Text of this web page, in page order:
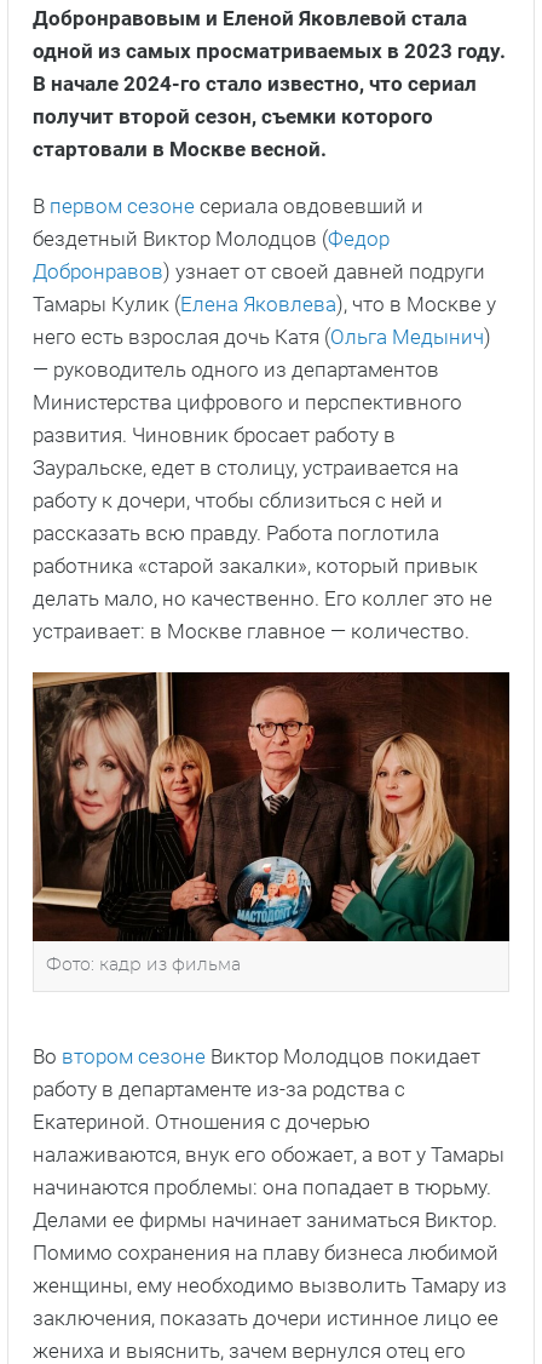
Добронравовым и Еленой Яковлевой стала
одной из самых просматриваемых в 2023 году.
В начале 2024-го стало известно, что сериал
получит второй сезон, съемки которого
стартовали в Москве весной.
В первом сезоне сериала овдовевший и
бездетный Виктор Молодцов (Федор
Добронравов) узнает от своей давней подруги
Тамары Кулик (Елена Яковлева), что в Москве у
него есть взрослая дочь Катя (Ольга Медынич)
— руководитель одного из департаментов
Министерства цифрового и перспективного
развития. Чиновник бросает работу в
Зауральске, едет в столицу, устраивается на
работу к дочери, чтобы сблизиться с ней и
рассказать всю правду. Работа поглотила
работника «старой закалки», который привык
делать мало, но качественно. Его коллег это не
устраивает: в Москве главное — количество.
Фото: кадр из фильма
Во втором сезоне Виктор Молодцов покидает
работу в департаменте из-за родства с
Екатериной. Отношения с дочерью
налаживаются, внук его обожает, а вот у Тамары
начинаются проблемы: она попадает в тюрьму.
Делами ее фирмы начинает заниматься Виктор.
Помимо сохранения на плаву бизнеса любимой
женщины, ему необходимо вызволить Тамару из
заключения, показать дочери истинное лицо ее
жениха и выяснить, зачем вернулся отец его